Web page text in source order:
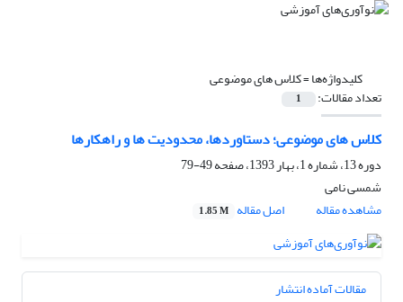
کلیدواژه‌ها =کلاس های موضوعی
تعداد مقالات: 1
کلاس های موضوعی؛ دستاوردها، محدودیت ها و راهکارها
دوره 13، شماره 1، بهار 1393، صفحه
49-79
شمسی نامی
مشاهده مقاله
اصل مقاله 1.85 M
مقالات آماده انتشار